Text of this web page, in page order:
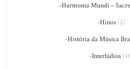
-Harmonia Mundi –
-Hinos (2)
-História da Música
-Interlúdios